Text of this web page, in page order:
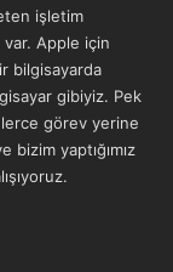
işletim
var. Apple için
bilgisayarda
gibiyiz. Pek
görev yerine
yaptığımız